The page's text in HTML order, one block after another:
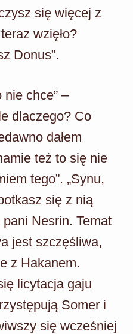
się więcej z
wzięło?
Donus”.
nie chce” –
dlaczego? Co
dałem
też to się nie
tego”. „Synu,
się z nią
Nesrin. Temat
jest szczęśliwa,
z Hakanem.
licytacja gaju
Somer i
się wcześniej